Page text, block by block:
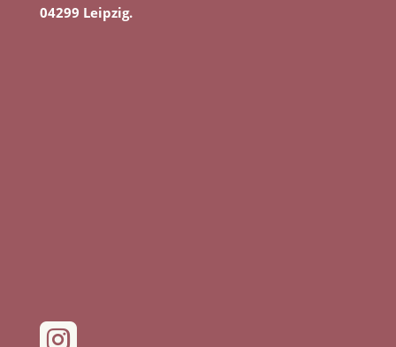
04299 Leipzig.
